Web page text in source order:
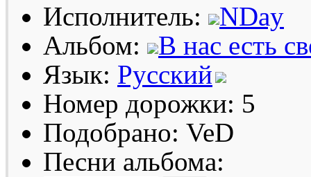
Исполнитель:
NDay
Альбом:
В нас есть
Язык: Русский
Номер дорожки: 5
Подобрано: VeD
Песни альбома: